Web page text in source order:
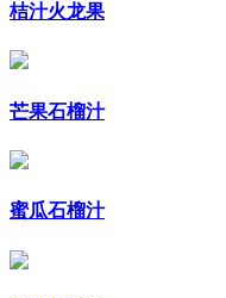
桔汁火龙果
芒果石榴汁
蜜瓜石榴汁